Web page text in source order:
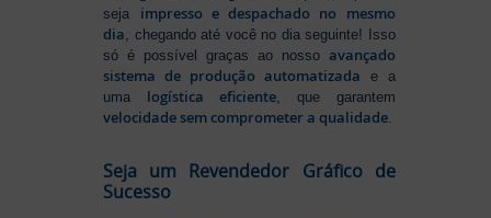
seja impresso e despachado no mesmo
dia , chegando até você no dia seguinte! Isso
só é possível graças ao nosso avançado
sistema de produção automatizada e a
uma logística eficiente , que garantem
velocidade sem comprometer a qualidade
Seja um Revendedor Gráfico de
Sucesso